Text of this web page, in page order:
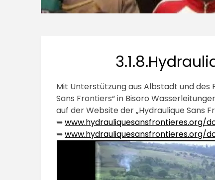
Mit Unterstützung aus Albstadt und des
Sans Frontiers“ in Bisoro
auf der Website der „Hydraulique Sans
➥www.hydrauliquesansfrontieres.org/
➥www.hydrauliquesansfrontieres.org/